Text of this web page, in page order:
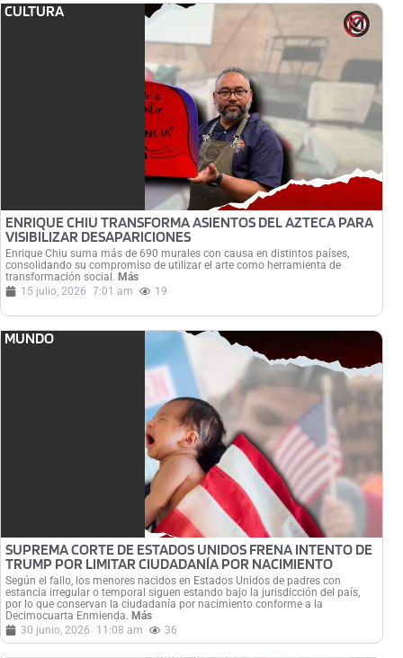
CULTURA
ENRIQUE CHIU TRANSFORMA ASIENTOS DEL AZTECA PARA
VISIBILIZAR DESAPARICIONES
Enrique Chiu suma más de 690 murales con causa en distintos países,
consolidando su compromiso de utilizar el arte como herramienta de
transformación social. Más
15 julio, 2026 7:01 am 19
MUNDO
SUPREMA CORTE DE ESTADOS UNIDOS FRENA INTENTO DE
TRUMP POR LIMITAR CIUDADANÍA POR NACIMIENTO
Según el fallo, los menores nacidos en Estados Unidos de padres con
estancia irregular o temporal siguen estando bajo la jurisdicción del país,
por lo que conservan la ciudadanía por nacimiento conforme a la
Decimocuarta Enmienda. Más
30 junio, 2026
11:08 am 36